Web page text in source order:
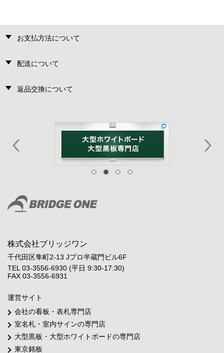
お支払方法について
配送について
返品交換について
株式会社ブリッジワン
千代田区隼町2-13 Jプロ半蔵門ビル6F
TEL 03-3556-6930 (平日 9:30-17:30)
FAX 03-3556-6931
運営サイト
会社の看板・表札専門店
室名札・室内サインの専門店
大型黒板・大型ホワイトボードの専門店
東京銘板